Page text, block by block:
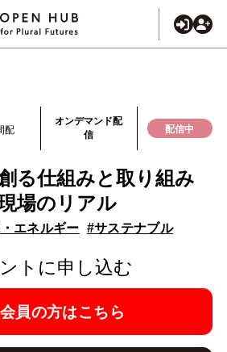
配
オンデマンド配
信
配信中
る仕組みと取り組み
場のリアル
エネルギー #サステナブル
トに申し込む
員の方はこちら